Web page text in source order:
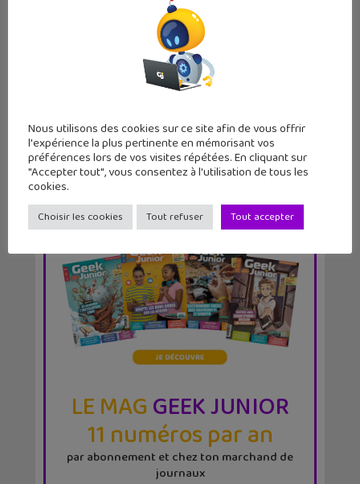
Sortie du n°64 du magazine Geek
Junior avec un dos...
LE MAGGEEK JUNIOR
11 numéros par an
par abonnement et chez ton marchand de
journaux
Nous utilisons des cookies sur ce site afin de vous offrir
l'expérience la plus pertinente en mémorisant vos
préférences lors de vos visites répétées. En cliquant sur
"Accepter tout", vous consentez à l'utilisation de tous les
cookies.
Choisir les cookies Tout refuser Tout accepter